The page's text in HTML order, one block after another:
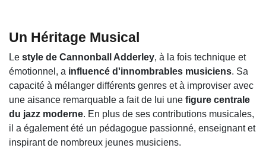
Un Héritage Musical
Le style de Cannonball Adderley, à la fois technique et
émotionnel, a influencé d'innombrables musiciens. Sa
capacité à mélanger différents genres et à improviser avec
une aisance remarquable a fait de lui une figure centrale
du jazz moderne. En plus de ses contributions musicales,
il a également été un pédagogue passionné, enseignant et
inspirant de nombreux jeunes musiciens.